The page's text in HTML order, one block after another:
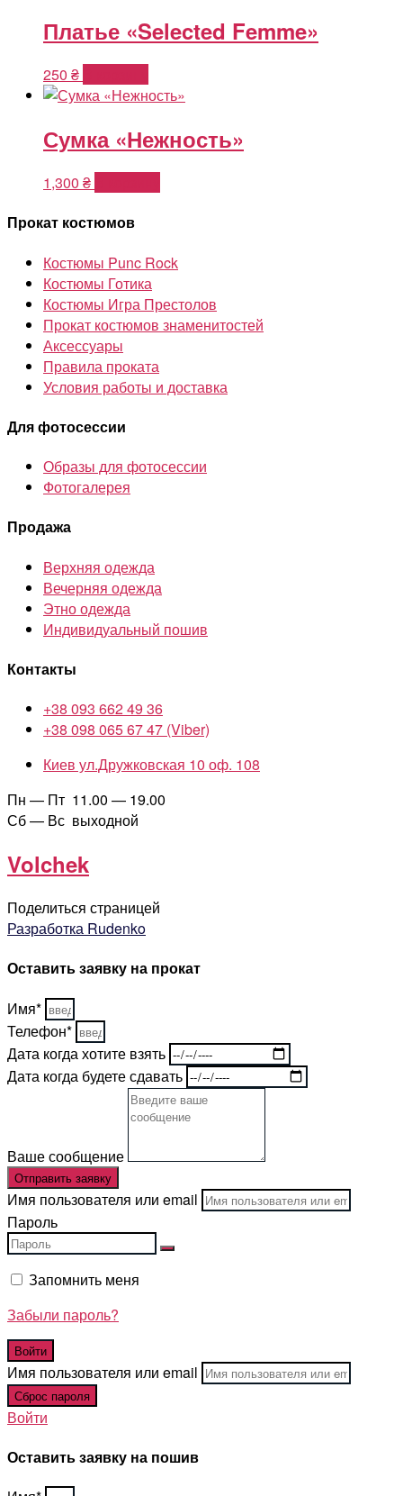
Платье «Selected Femme»
250 ₴
Сумка «Нежность»
1,300 ₴
Прокат костюмов
Костюмы Punc Rock
Костюмы Готика
Костюмы Игра Престолов
Прокат костюмов знаменитостей
Аксессуары
Правила проката
Условия работы и доставка
Для фотосессии
Образы для фотосессии
Фотогалерея
Продажа
Верхняя одежда
Вечерняя одежда
Этно одежда
Индивидуальный пошив
Контакты
+38 093 662 49 36
+38 098 065 67 47 (Viber)
Киев ул.Дружковская 10 оф. 108
Пн — Пт 11.00 — 19.00
Сб — Вс выходной
Volchek
Поделиться страницей
Разработка Rudenko
Оставить заявку на прокат
Имя*
Телефон*
Дата когда хотите взять
Дата когда будете сдавать
Ваше сообщение
Отправить заявку
Имя пользователя или email
Пароль
Запомнить меня
Забыли пароль?
Имя пользователя или email
Войти
Оставить заявку на пошив